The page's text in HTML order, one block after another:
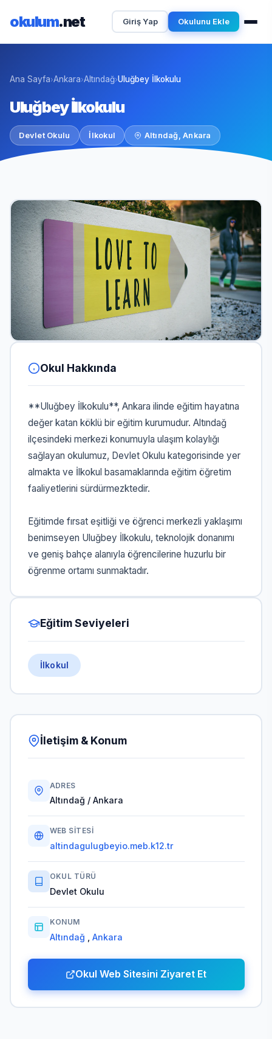
okulum.net Giriş Yap Okulunu Ekle
Ana Sayfa›Ankara›Altındağ›Uluğbey İlkokulu
Uluğbey İlkokulu
Devlet Okulu İlkokul Altındağ, Ankara
Okul Hakkında
**Uluğbey İlkokulu**, Ankara ilinde eğitim hayatına
değer katan köklü bir eğitim kurumudur. Altındağ
ilçesindeki merkezi konumuyla ulaşım kolaylığı
sağlayan okulumuz, Devlet Okulu kategorisinde yer
almakta ve İlkokul basamaklarında eğitim öğretim
faaliyetlerini sürdürmezktedir.
Eğitimde fırsat eşitliği ve öğrenci merkezli yaklaşımı
benimseyen Uluğbey İlkokulu, teknolojik donanımı
ve geniş bahçe alanıyla öğrencilerine huzurlu bir
öğrenme ortamı sunmaktadır.
Eğitim Seviyeleri
İlkokul
İletişim & Konum
ADRES
Altındağ / Ankara
WEB SITESI
altindagulugbeyio.meb.k12.tr
OKUL TÜRÜ
Devlet Okulu
KONUM
Altındağ Ankara
Okul Web Sitesini Ziyaret Et